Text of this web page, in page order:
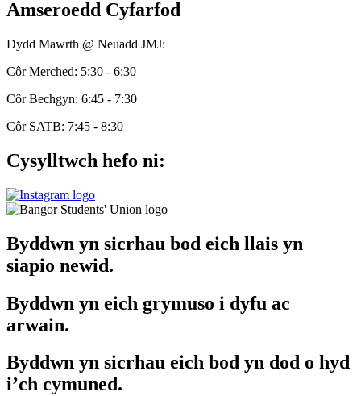
Amseroedd Cyfarfod
Dydd Mawrth @ Neuadd JMJ:
Côr Merched: 5:30 - 6:30
Côr Bechgyn: 6:45 - 7:30
Côr SATB: 7:45 - 8:30
Cysylltwch hefo ni:
Byddwn yn sicrhau bod eich llais yn
siapio newid.
Byddwn yn eich grymuso i dyfu ac
arwain.
Byddwn yn sicrhau eich bod yn dod o hyd
i’ch cymuned.